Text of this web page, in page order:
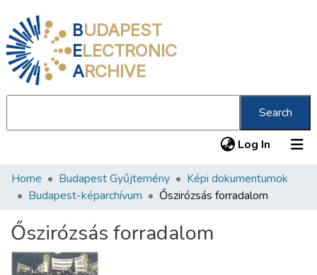
BUDAPEST
ELECTRONIC
ARCHIVE
Search
Log In (current)
Communities & Collections
Statistics
About us
Home Budapest Gyűjtemény
Képi dokumentumok
Budapest-képarchívum
Őszirózsás forradalom
Őszirózsás forradalom